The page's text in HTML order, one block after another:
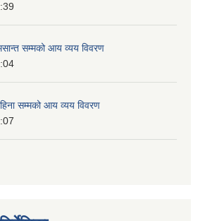
सम्मको आय व्यय विवरण
सम्मको आय व्यय विवरण